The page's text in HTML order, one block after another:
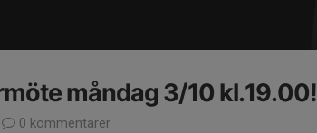
måndag 3/10 kl.19.00!
0 kommentarer